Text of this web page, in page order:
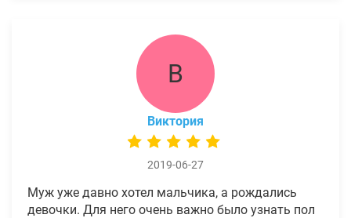
В
Виктория
2019-06-27
Муж уже давно хотел мальчика, а рождались
девочки. Для него очень важно было узнать пол